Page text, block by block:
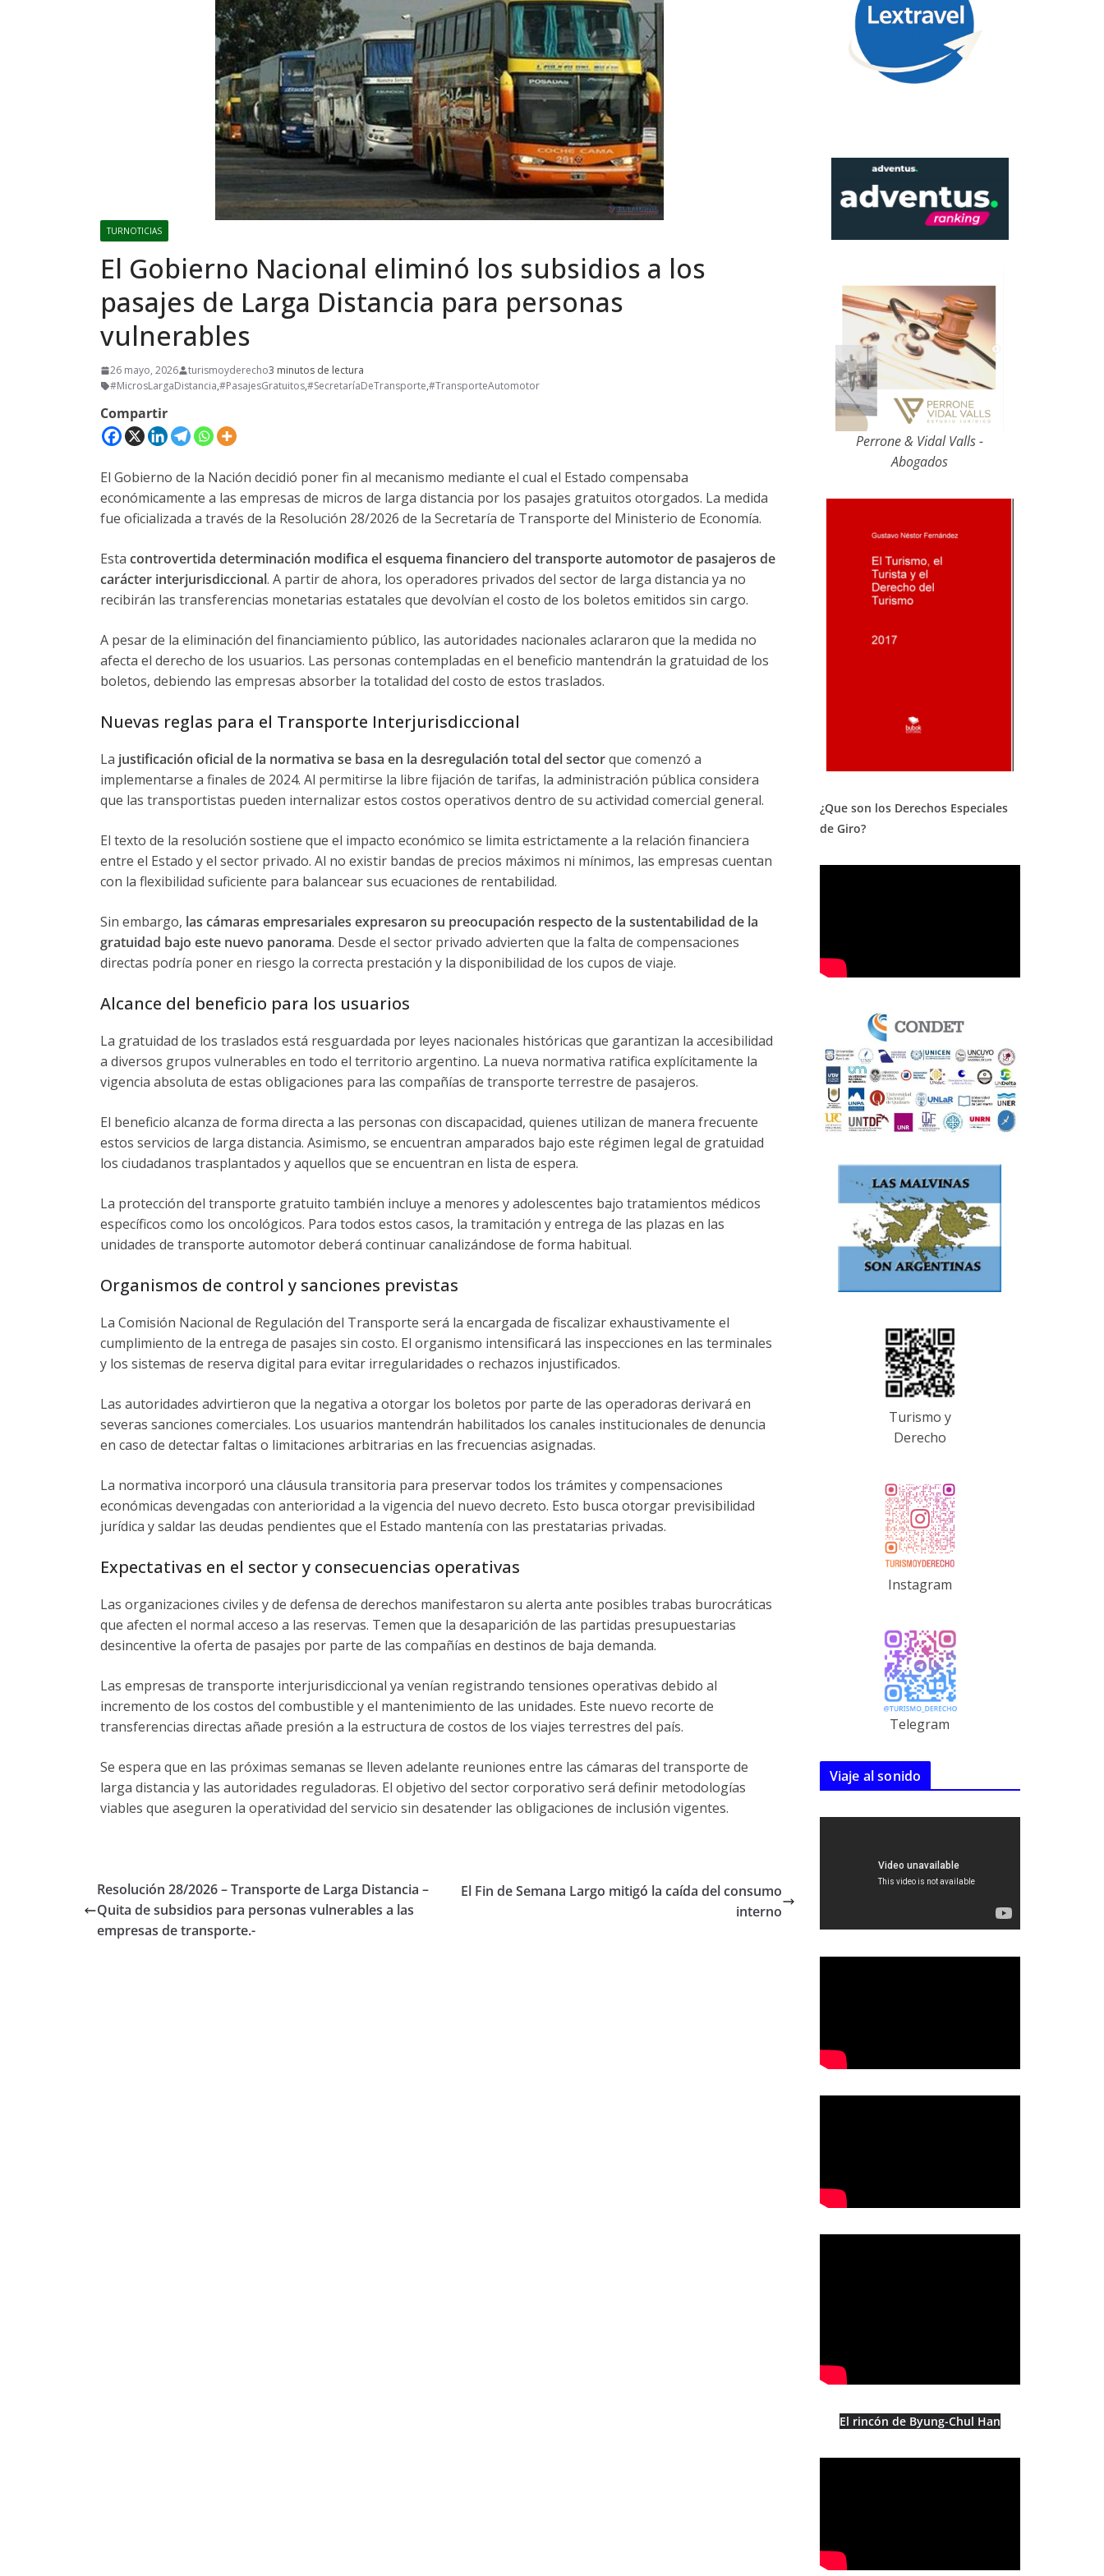
TURNOTICIAS
El Gobierno Nacional eliminó los subsidios a los
pasajes de Larga Distancia para personas
vulnerables
26 mayo, 2026 turismoyderecho3 minutos de lectura
#MicrosLargaDistancia,#PasajesGratuitos,#SecretaríaDeTransporte,#TransporteAutomotor
Compartir
El Gobierno de la Nación decidió poner fin al mecanismo mediante el cual el Estado compensaba
económicamente a las empresas de micros de larga distancia por los pasajes gratuitos otorgados. La medida
fue oficializada a través de la Resolución 28/2026 de la Secretaría de Transporte del Ministerio de Economía.
Esta controvertida determinación modifica el esquema financiero del transporte automotor de pasajeros de
carácter interjurisdiccional. A partir de ahora, los operadores privados del sector de larga distancia ya no
recibirán las transferencias monetarias estatales que devolvían el costo de los boletos emitidos sin cargo.
A pesar de la eliminación del financiamiento público, las autoridades nacionales aclararon que la medida no
afecta el derecho de los usuarios. Las personas contempladas en el beneficio mantendrán la gratuidad de los
boletos, debiendo las empresas absorber la totalidad del costo de estos traslados.
Nuevas reglas para el Transporte Interjurisdiccional
La justificación oficial de la normativa se basa en la desregulación total del sectorque comenzó a
implementarse a finales de 2024. Al permitirse la libre fijación de tarifas, la administración pública considera
que las transportistas pueden internalizar estos costos operativos dentro de su actividad comercial general.
El texto de la resolución sostiene que el impacto económico se limita estrictamente a la relación financiera
entre el Estado y el sector privado. Al no existir bandas de precios máximos ni mínimos, las empresas cuentan
con la flexibilidad suficiente para balancear sus ecuaciones de rentabilidad.
Sin embargo, las cámaras empresariales expresaron su preocupación respecto de la sustentabilidad de la
gratuidad bajo este nuevo panorama. Desde el sector privado advierten que la falta de compensaciones
directas podría poner en riesgo la correcta prestación y la disponibilidad de los cupos de viaje.
Alcance del beneficio para los usuarios
La gratuidad de los traslados está resguardada por leyes nacionales históricas que garantizan la accesibilidad
a diversos grupos vulnerables en todo el territorio argentino. La nueva normativa ratifica explícitamente la
vigencia absoluta de estas obligaciones para las compañías de transporte terrestre de pasajeros.
El beneficio alcanza de forma directa a las personas con discapacidad, quienes utilizan de manera frecuente
estos servicios de larga distancia. Asimismo, se encuentran amparados bajo este régimen legal de gratuidad
los ciudadanos trasplantados y aquellos que se encuentran en lista de espera.
La protección del transporte gratuito también incluye a menores y adolescentes bajo tratamientos médicos
específicos como los oncológicos. Para todos estos casos, la tramitación y entrega de las plazas en las
unidades de transporte automotor deberá continuar canalizándose de forma habitual.
Organismos de control y sanciones previstas
La Comisión Nacional de Regulación del Transporte será la encargada de fiscalizar exhaustivamente el
cumplimiento de la entrega de pasajes sin costo. El organismo intensificará las inspecciones en las terminales
y los sistemas de reserva digital para evitar irregularidades o rechazos injustificados.
Las autoridades advirtieron que la negativa a otorgar los boletos por parte de las operadoras derivará en
severas sanciones comerciales. Los usuarios mantendrán habilitados los canales institucionales de denuncia
en caso de detectar faltas o limitaciones arbitrarias en las frecuencias asignadas.
La normativa incorporó una cláusula transitoria para preservar todos los trámites y compensaciones
económicas devengadas con anterioridad a la vigencia del nuevo decreto. Esto busca otorgar previsibilidad
jurídica y saldar las deudas pendientes que el Estado mantenía con las prestatarias privadas.
Expectativas en el sector y consecuencias operativas
Las organizaciones civiles y de defensa de derechos manifestaron su alerta ante posibles trabas burocráticas
que afecten el normal acceso a las reservas. Temen que la desaparición de las partidas presupuestarias
desincentive la oferta de pasajes por parte de las compañías en destinos de baja demanda.
Las empresas de transporte interjurisdiccional ya venían registrando tensiones operativas debido al
incremento de los costos del combustible y el mantenimiento de las unidades. Este nuevo recorte de
transferencias directas añade presión a la estructura de costos de los viajes terrestres del país.
Se espera que en las próximas semanas se lleven adelante reuniones entre las cámaras del transporte de
larga distancia y las autoridades reguladoras. El objetivo del sector corporativo será definir metodologías
viables que aseguren la operatividad del servicio sin desatender las obligaciones de inclusión vigentes.
Resolución 28/2026 – Transporte de Larga Distancia –
Quita de subsidios para personas vulnerables a las
empresas de transporte.-
El Fin de Semana Largo mitigó la caída del consumo
interno
Perrone & Vidal Valls -
Abogados
¿Que son los Derechos Especiales
de Giro?
Turismo y
Derecho
Instagram
Telegram
Viaje al sonido
El rincón de Byung-Chul Han